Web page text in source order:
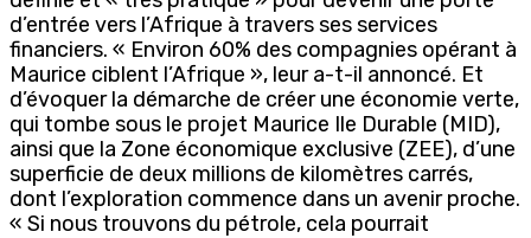
d’entrée vers l’Afrique à travers ses services
financiers. « Environ 60% des compagnies opérant à
Maurice ciblent l’Afrique », leur a-t-il annoncé. Et
d’évoquer la démarche de créer une économie verte,
qui tombe sous le projet Maurice Ile Durable (MID),
ainsi que la Zone économique exclusive (ZEE), d’une
superficie de deux millions de kilomètres carrés,
dont l’exploration commence dans un avenir proche.
« Si nous trouvons du pétrole, cela pourrait